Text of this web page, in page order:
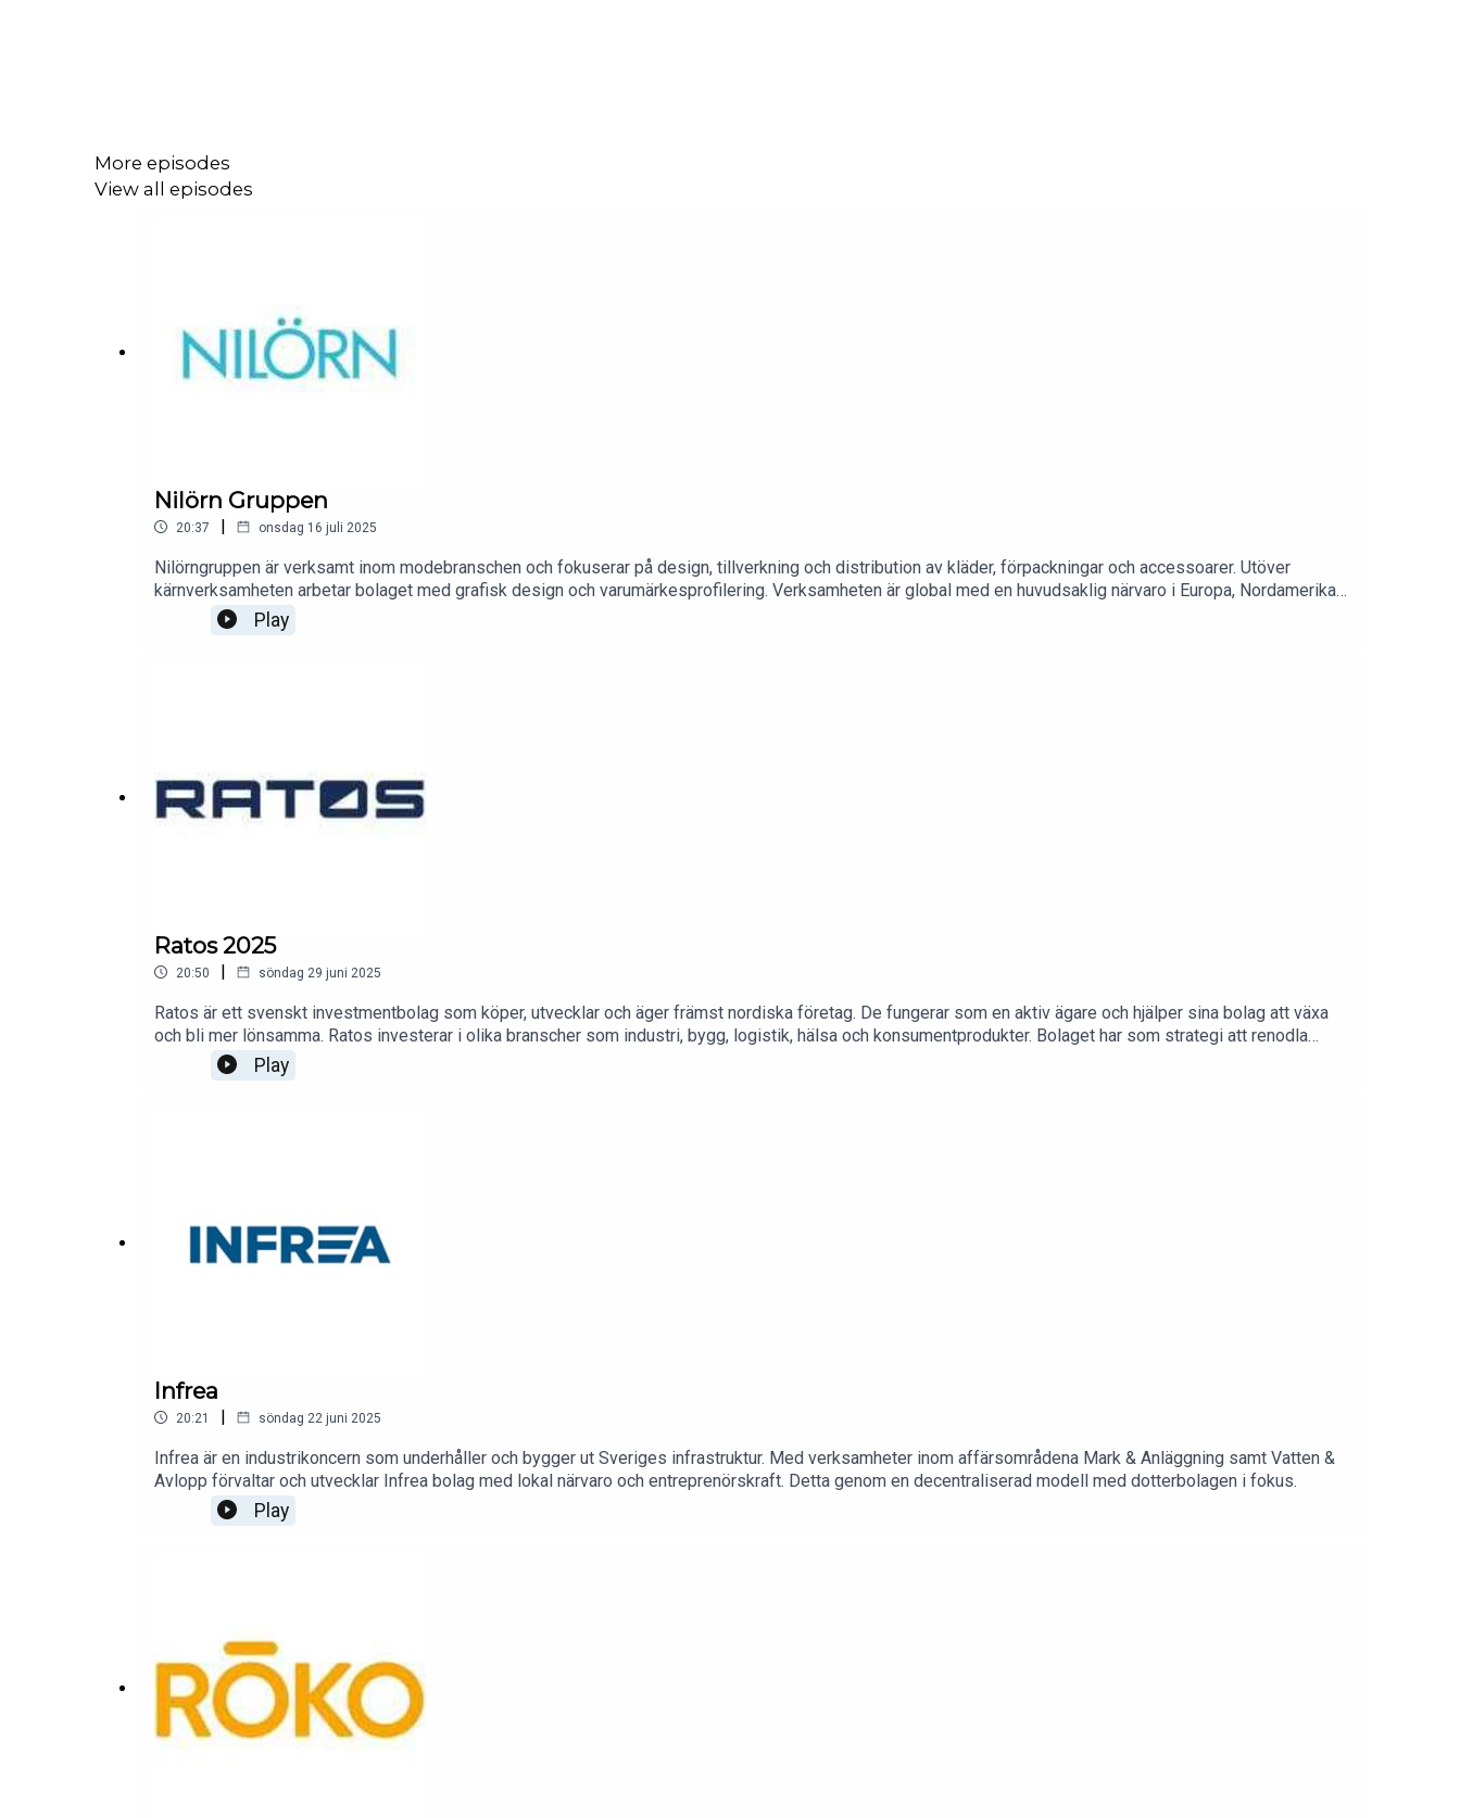
More episodes
View all episodes
Nilörn Gruppen
20:37 | onsdag 16 juli 2025
Nilörngruppen är verksamt inom modebranschen och fokuserar på design, tillverkning och distribution av kläder, förpackningar och accessoarer. Utöver
kärnverksamheten arbetar bolaget med grafisk design och varumärkesprofilering. Verksamheten är global med en huvudsaklig närvaro i Europa, Nordamerika
och Asien.
Play
Ratos 2025
20:50 | söndag 29 juni 2025
Ratos är ett svenskt investmentbolag som köper, utvecklar och äger främst nordiska företag. De fungerar som en aktiv ägare och hjälper sina bolag att växa
och bli mer lönsamma. Ratos investerar i olika branscher som industri, bygg, logistik, hälsa och konsumentprodukter. Bolaget har som strategi att renodla
portföljen och fokusera på färre kärninnehav med stabila kassaflöden. Genom att förbättra verksamheterna och ibland sälja dem vidare skapar Ratos värde för
sina aktieägare.
Play
Infrea
20:21 | söndag 22 juni 2025
Infrea är en industrikoncern som underhåller och bygger ut Sveriges infrastruktur. Med verksamheter inom affärsområdena Mark & Anläggning samt Vatten &
Avlopp förvaltar och utvecklar Infrea bolag med lokal närvaro och entreprenörskraft. Detta genom en decentraliserad modell med dotterbolagen i fokus.
Play